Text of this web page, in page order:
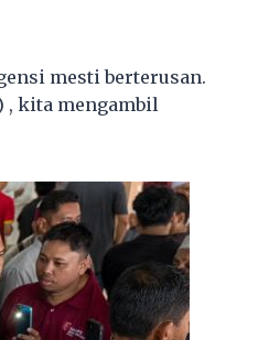
mesti berterusan.
, kita mengambil